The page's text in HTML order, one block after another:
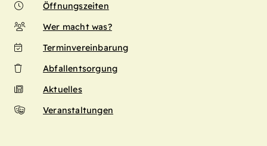
Öffnungszeiten
Wer macht was?
Terminvereinbarung
Abfallentsorgung
Aktuelles
Veranstaltungen